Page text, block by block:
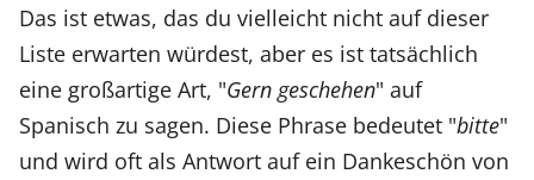
Das ist etwas, das du vielleicht nicht auf dieser
Liste erwarten würdest, aber es ist tatsächlich
eine großartige Art, "Gern geschehen" auf
Spanisch zu sagen. Diese Phrase bedeutet "bitte"
und wird oft als Antwort auf ein Dankeschön von